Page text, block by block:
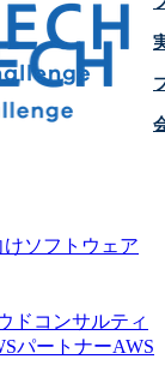
けソフトウェア
ドコンサルティ
パートナーAWS